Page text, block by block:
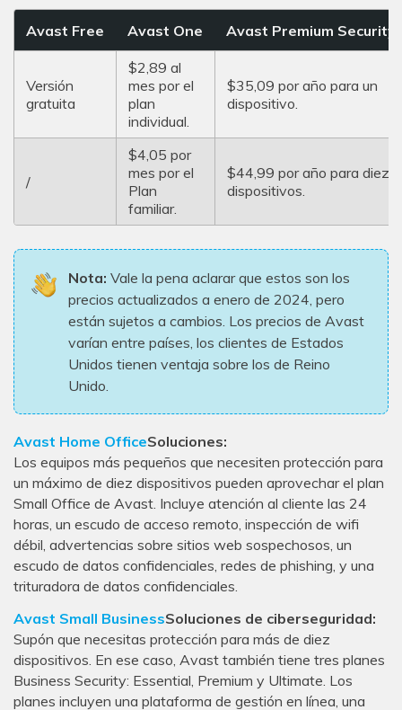
Avast Free Avast One Avast Premium Security
Versión
gratuita
$2,89 al
mes por el
plan
individual.
$35,09 por año para un
dispositivo.
/
$4,05 por
mes por el
Plan
familiar.
$44,99 por año para diez
dispositivos.
Nota: Vale la pena aclarar que estos son los
precios actualizados a enero de 2024, pero
están sujetos a cambios. Los precios de Avast
varían entre países, los clientes de Estados
Unidos tienen ventaja sobre los de Reino
Unido.
Avast Home OfficeSoluciones:
Los equipos más pequeños que necesiten protección para
un máximo de diez dispositivos pueden aprovechar el plan
Small Office de Avast. Incluye atención al cliente las 24
horas, un escudo de acceso remoto, inspección de wifi
débil, advertencias sobre sitios web sospechosos, un
escudo de datos confidenciales, redes de phishing, y una
trituradora de datos confidenciales.
Avast Small BusinessSoluciones de ciberseguridad:
Supón que necesitas protección para más de diez
dispositivos. En ese caso, Avast también tiene tres planes
Business Security: Essential, Premium y Ultimate. Los
planes incluyen una plataforma de gestión en línea, una